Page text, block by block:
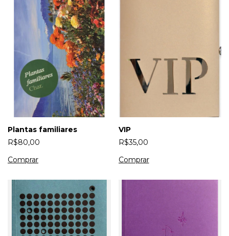
Plantas familiares
R$80,00
VIP
R$35,00